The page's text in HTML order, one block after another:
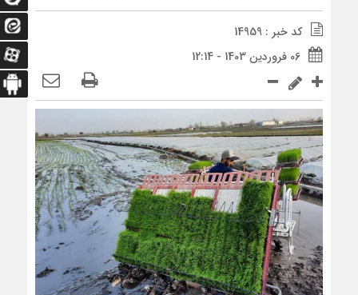
کد خبر : 14959
06 فروردین 1403 - 12:14